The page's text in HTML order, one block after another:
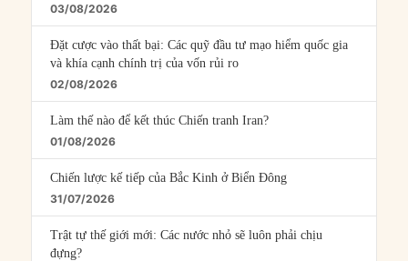
03/08/2026
Đặt cược vào thất bại: Các quỹ đầu tư mạo hiểm quốc gia
và khía cạnh chính trị của vốn rủi ro
02/08/2026
Làm thế nào để kết thúc Chiến tranh Iran?
01/08/2026
Chiến lược kế tiếp của Bắc Kinh ở Biển Đông
31/07/2026
Trật tự thế giới mới: Các nước nhỏ sẽ luôn phải chịu
đựng?